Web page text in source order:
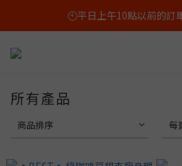
🕙平日上午10點以前的訂
🕙平日上午10點以前的訂
🛒🛍️全新套装組合上市 !  最
🕙平日上午10點以前的訂
所有產品
商品排序 每